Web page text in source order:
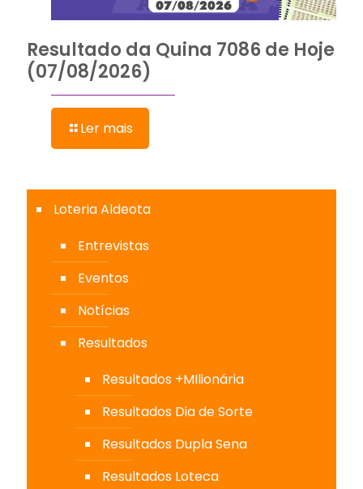
Resultado da Quina 7086 de Hoje
(07/08/2026)
Ler mais
Loteria Aldeota
Entrevistas
Eventos
Notícias
Resultados
Resultados +MIlionária
Resultados Dia de Sorte
Resultados Dupla Sena
Resultados Loteca